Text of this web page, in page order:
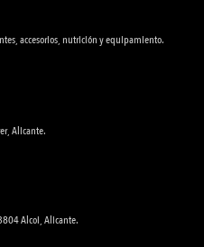
accesorios, nutrición y equipamiento.
Alicante.
Alcoi, Alicante.